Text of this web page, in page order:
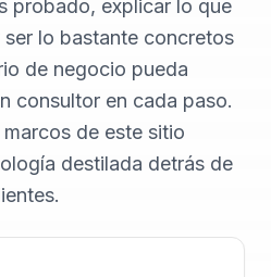
probado, explicar lo que
lo bastante concretos
de negocio pueda
consultor en cada paso.
de este sitio
destilada detrás de